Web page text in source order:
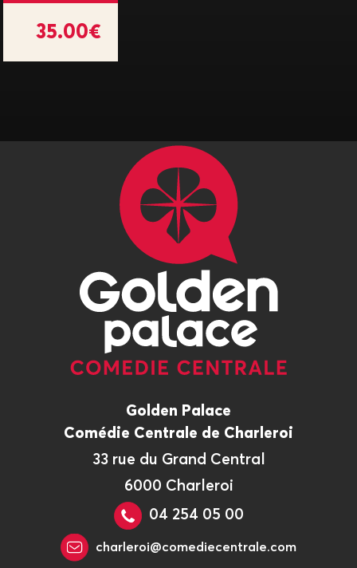
35.00€
Golden Palace
Comédie Centrale de Charleroi
33 rue du Grand Central
6000 Charleroi
04 254 05 00
charleroi@comediecentrale.com